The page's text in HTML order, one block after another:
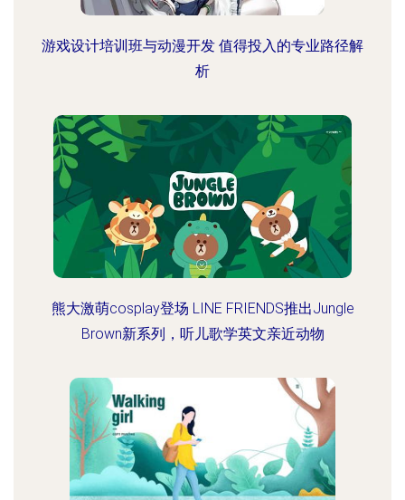
游戏设计培训班与动漫开发 值得投入的专业路径解
析
熊大激萌cosplay登场 LINE FRIENDS推出Jungle
Brown新系列，听儿歌学英文亲近动物